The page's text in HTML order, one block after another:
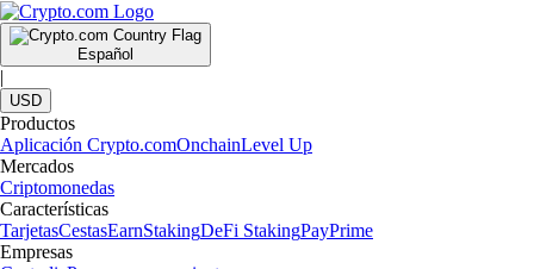
Español
|
USD
Productos
Aplicación Crypto.comOnchainLevel Up
Mercados
Criptomonedas
Características
TarjetasCestasEarnStakingDeFi StakingPayPrime
Empresas